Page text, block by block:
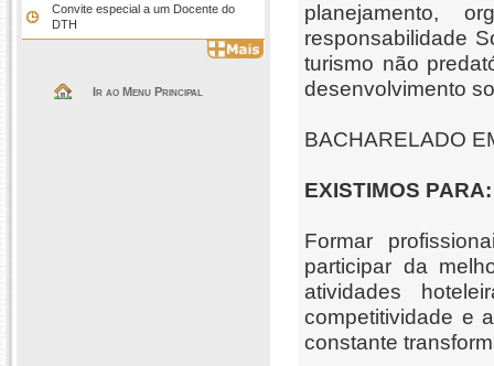
Convite especial a um Docente do
DTH
Ir ao Menu Principal
planejamento,
responsabilidade
turismo não
desenvolvimento
BACHARELADO
EXISTIMOS PARA:
Formar
participar da
atividades
competitividade e
constante